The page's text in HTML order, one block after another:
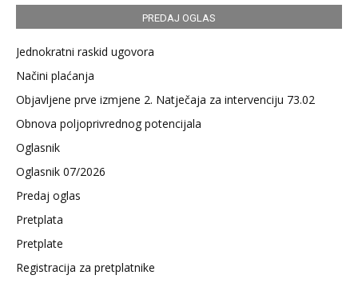
PREDAJ OGLAS
Jednokratni raskid ugovora
Načini plaćanja
Objavljene prve izmjene 2. Natječaja za intervenciju 73.02
Obnova poljoprivrednog potencijala
Oglasnik
Oglasnik 07/2026
Predaj oglas
Pretplata
Pretplate
Registracija za pretplatnike